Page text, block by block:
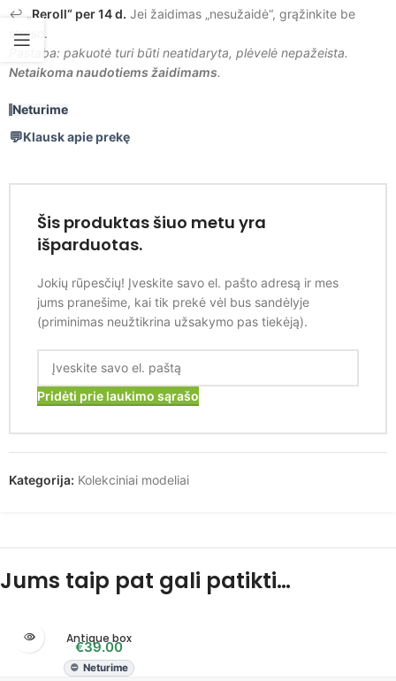
↩️ „Reroll“ per 14 d. Jei žaidimas „nesužaidė“, grąžinkite be
streso.
Pastaba: pakuotė turi būti neatidaryta, plėvelė nepažeista.
Netaikoma naudotiems žaidimams.
Neturime
Klausk apie prekę
Šis produktas šiuo metu yra
išparduotas.
Jokių rūpesčių! Įveskite savo el. pašto adresą ir mes
jums pranešime, kai tik prekė vėl bus sandėlyje
(priminimas neužtikrina užsakymo pas tiekėją).
Pridėti prie laukimo sąrašo
Kategorija: Kolekciniai modeliai
Jums taip pat gali patikti…
Antique box
€39.00
Neturime